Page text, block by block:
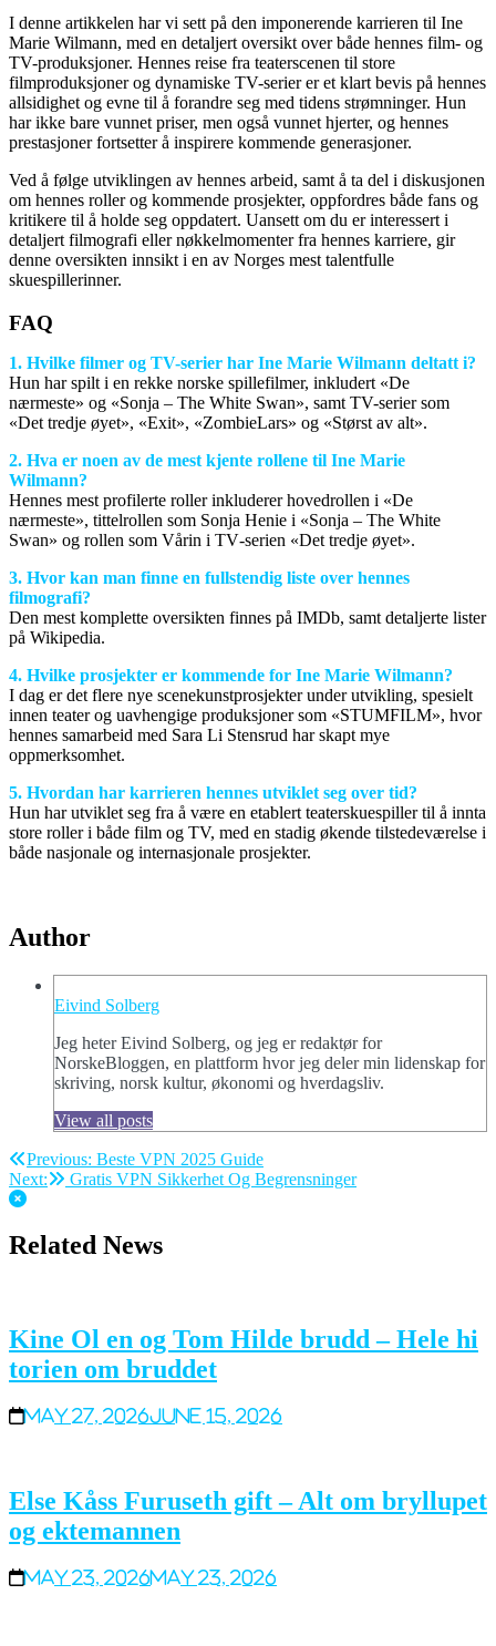
I denne artikkelen har vi sett på den imponerende karrieren til Ine
Marie Wilmann, med en detaljert oversikt over både hennes film- og
TV-produksjoner. Hennes reise fra teaterscenen til store
filmproduksjoner og dynamiske TV-serier er et klart bevis på hennes
allsidighet og evne til å forandre seg med tidens strømninger. Hun
har ikke bare vunnet priser, men også vunnet hjerter, og hennes
prestasjoner fortsetter å inspirere kommende generasjoner.
Ved å følge utviklingen av hennes arbeid, samt å ta del i diskusjonen
om hennes roller og kommende prosjekter, oppfordres både fans og
kritikere til å holde seg oppdatert. Uansett om du er interessert i
detaljert filmografi eller nøkkelmomenter fra hennes karriere, gir
denne oversikten innsikt i en av Norges mest talentfulle
skuespillerinner.
FAQ
1. Hvilke filmer og TV-serier har Ine Marie Wilmann deltatt i?
Hun har spilt i en rekke norske spillefilmer, inkludert «De
nærmeste» og «Sonja – The White Swan», samt TV-serier som
«Det tredje øyet», «Exit», «ZombieLars» og «Størst av alt».
2. Hva er noen av de mest kjente rollene til Ine Marie
Wilmann?
Hennes mest profilerte roller inkluderer hovedrollen i «De
nærmeste», tittelrollen som Sonja Henie i «Sonja – The White
Swan» og rollen som Vårin i TV‑serien «Det tredje øyet».
3. Hvor kan man finne en fullstendig liste over hennes
filmografi?
Den mest komplette oversikten finnes på IMDb, samt detaljerte lister
på Wikipedia.
4. Hvilke prosjekter er kommende for Ine Marie Wilmann?
I dag er det flere nye scenekunstprosjekter under utvikling, spesielt
innen teater og uavhengige produksjoner som «STUMFILM», hvor
hennes samarbeid med Sara Li Stensrud har skapt mye
oppmerksomhet.
5. Hvordan har karrieren hennes utviklet seg over tid?
Hun har utviklet seg fra å være en etablert teaterskuespiller til å innta
store roller i både film og TV, med en stadig økende tilstedeværelse i
både nasjonale og internasjonale prosjekter.
Author
Eivind Solberg
Jeg heter Eivind Solberg, og jeg er redaktør for
NorskeBloggen, en plattform hvor jeg deler min lidenskap for
skriving, norsk kultur, økonomi og hverdagsliv.
View all posts
Post
navigation
Previous: Beste VPN 2025 Guide
Next:
Gratis VPN Sikkerhet Og Begrensninger
Related News
Kine Ol en og Tom Hilde brudd – Hele hi
torien om bruddet
May 27, 2026June 15, 2026
Else Kåss Furuseth gift – Alt om bryllupet
og ektemannen
May 23, 2026May 23, 2026